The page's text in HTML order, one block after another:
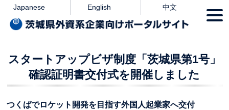
本文へ
Japanese English 中文
スタートアップビザ制度「茨城県第1号」
確認証明書交付式を開催しました
つくばでロケット開発を目指す外国人起業家へ交付